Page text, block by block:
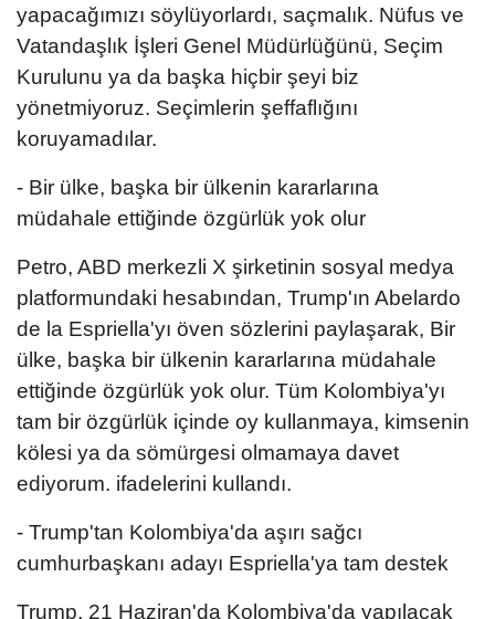
yapacağımızı söylüyorlardı, saçmalık. Nüfus ve
Vatandaşlık İşleri Genel Müdürlüğünü, Seçim
Kurulunu ya da başka hiçbir şeyi biz
yönetmiyoruz. Seçimlerin şeffaflığını
koruyamadılar.
- Bir ülke, başka bir ülkenin kararlarına
müdahale ettiğinde özgürlük yok olur
Petro, ABD merkezli X şirketinin sosyal medya
platformundaki hesabından, Trump'ın Abelardo
de la Espriella'yı öven sözlerini paylaşarak, Bir
ülke, başka bir ülkenin kararlarına müdahale
ettiğinde özgürlük yok olur. Tüm Kolombiya'yı
tam bir özgürlük içinde oy kullanmaya, kimsenin
kölesi ya da sömürgesi olmamaya davet
ediyorum. ifadelerini kullandı.
- Trump'tan Kolombiya'da aşırı sağcı
cumhurbaşkanı adayı Espriella'ya tam destek
Trump, 21 Haziran'da Kolombiya'da yapılacak